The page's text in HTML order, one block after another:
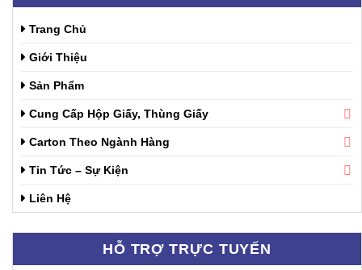
Trang Chủ
Giới Thiệu
Sản Phẩm
Cung Cấp Hộp Giấy, Thùng Giấy
Carton Theo Ngành Hàng
Tin Tức – Sự Kiện
Liên Hệ
HỖ TRỢ TRỰC TUYẾN